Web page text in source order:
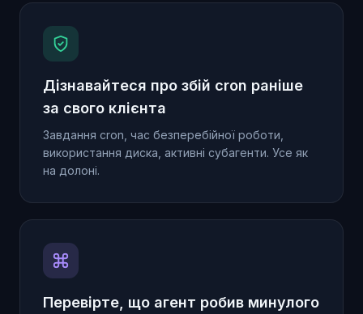
Дізнавайтеся про збій cron раніше
за свого клієнта
Завдання cron, час безперебійної роботи,
використання диска, активні субагенти. Усе як
на долоні.
Перевірте, що агент робив минулого